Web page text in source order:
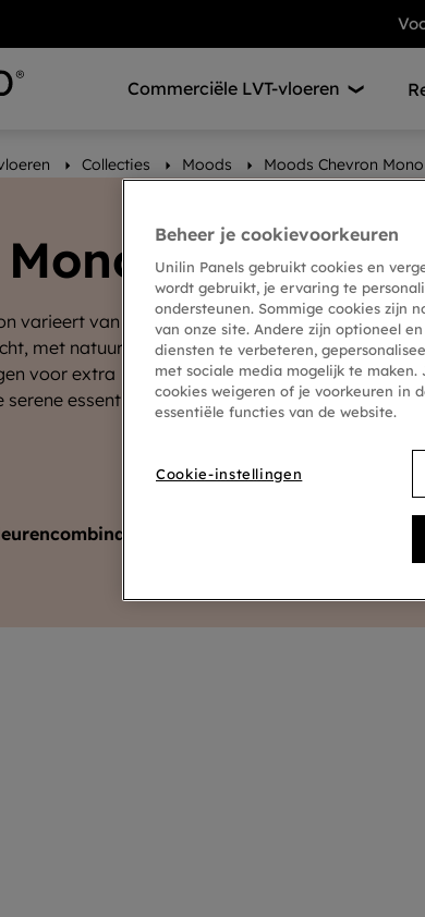
Commerciële LVT-vloeren
Collecties Moods Moods Chevron Mono
varieert van
met natuurlijke
voor extra
essentie
Beheer je cookievoorkeuren
Unilin Panels gebruikt cookies en
wordt gebruikt, je ervaring te
ondersteunen. Sommige cookies zijn
van onze site. Andere zijn optioneel
diensten te verbeteren,
met sociale media mogelijk te
cookies weigeren of je voorkeuren in
essentiële functies van de website.
Cookie-instellingen